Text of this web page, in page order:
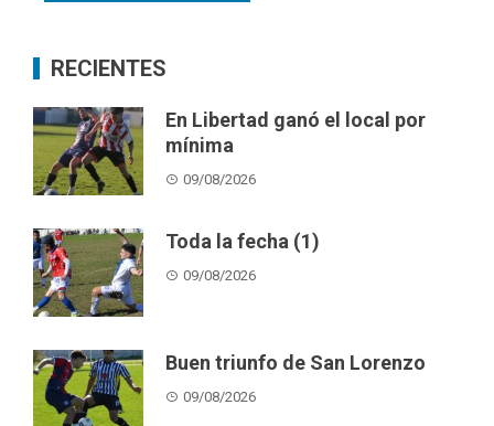
RECIENTES
En Libertad ganó el local por
mínima
09/08/2026
Toda la fecha (1)
09/08/2026
Buen triunfo de San Lorenzo
09/08/2026